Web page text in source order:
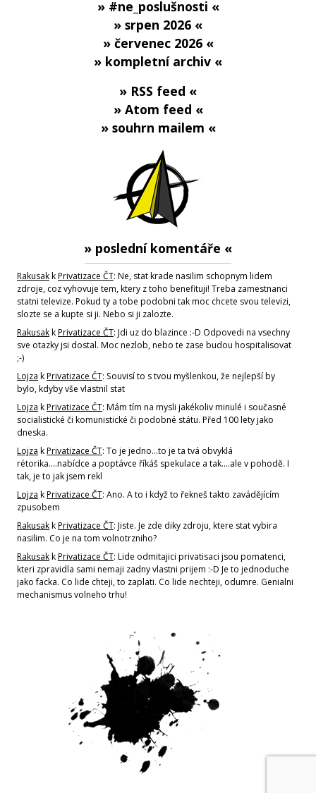
» #ne_poslušnosti «
» srpen 2026 «
» červenec 2026 «
» kompletní archiv «
» RSS feed «
» Atom feed «
» souhrn mailem «
» poslední komentáře «
RakusakkPrivatizace ČT: Ne, stat krade nasilim schopnym lidem
zdroje, coz vyhovuje tem, ktery z toho benefituji! Treba zamestnanci
statni televize. Pokud ty a tobe podobni tak moc chcete svou televizi,
slozte se a kupte si ji. Nebo si ji zalozte.
RakusakkPrivatizace ČT: Jdi uz do blazince :-D Odpovedi na vsechny
sve otazky jsi dostal. Moc nezlob, nebo te zase budou hospitalisovat
;-)
Lojza kPrivatizace ČT: Souvisí to s tvou myšlenkou, že nejlepší by
bylo, kdyby vše vlastnil stat
Lojza kPrivatizace ČT: Mám tím na mysli jakékoliv minulé i současné
socialistické či komunistické či podobné státu. Před 100 lety jako
dneska.
Lojza kPrivatizace ČT: To je jedno...to je ta tvá obvyklá
rétorika....nabídce a poptávce říkáš spekulace a tak....ale v pohodě. I
tak, je to jak jsem rekl
Lojza kPrivatizace ČT: Ano. A to i když to řekneš takto zavádějícím
zpusobem
RakusakkPrivatizace ČT: Jiste. Je zde diky zdroju, ktere stat vybira
nasilim. Co je na tom volnotrzniho?
RakusakkPrivatizace ČT: Lide odmitajici privatisaci jsou pomatenci,
kteri zpravidla sami nemaji zadny vlastni prijem :-D Je to jednoduche
jako facka. Co lide chteji, to zaplati. Co lide nechteji, odumre. Genialni
mechanismus volneho trhu!